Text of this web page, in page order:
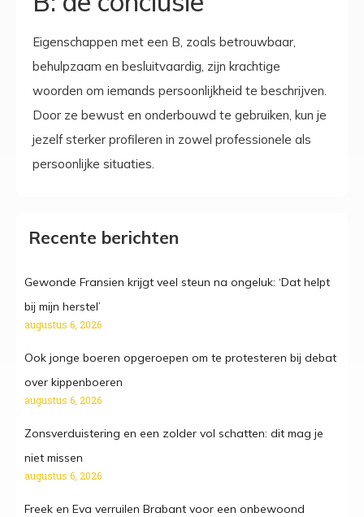
Eigenschappen met een B, zoals betrouwbaar,
behulpzaam en besluitvaardig, zijn krachtige
woorden om iemands persoonlijkheid te beschrijven.
Door ze bewust en onderbouwd te gebruiken, kun je
jezelf sterker profileren in zowel professionele als
persoonlijke situaties.
Recente berichten
Gewonde Fransien krijgt veel steun na ongeluk: ‘Dat helpt
bij mijn herstel’
augustus 6, 2026
Ook jonge boeren opgeroepen om te protesteren bij debat
over kippenboeren
augustus 6, 2026
Zonsverduistering en een zolder vol schatten: dit mag je
niet missen
augustus 6, 2026
Freek en Eva verruilen Brabant voor een onbewoond